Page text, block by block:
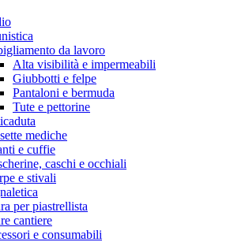
da lavoro
Alta visibilità e impermeabili
Giubbotti e felpe
Pantaloni e bermuda
Tute e pettorine
mediche
e cuffie
caschi e occhiali
e stivali
per piastrellista
cantiere
e consumabili